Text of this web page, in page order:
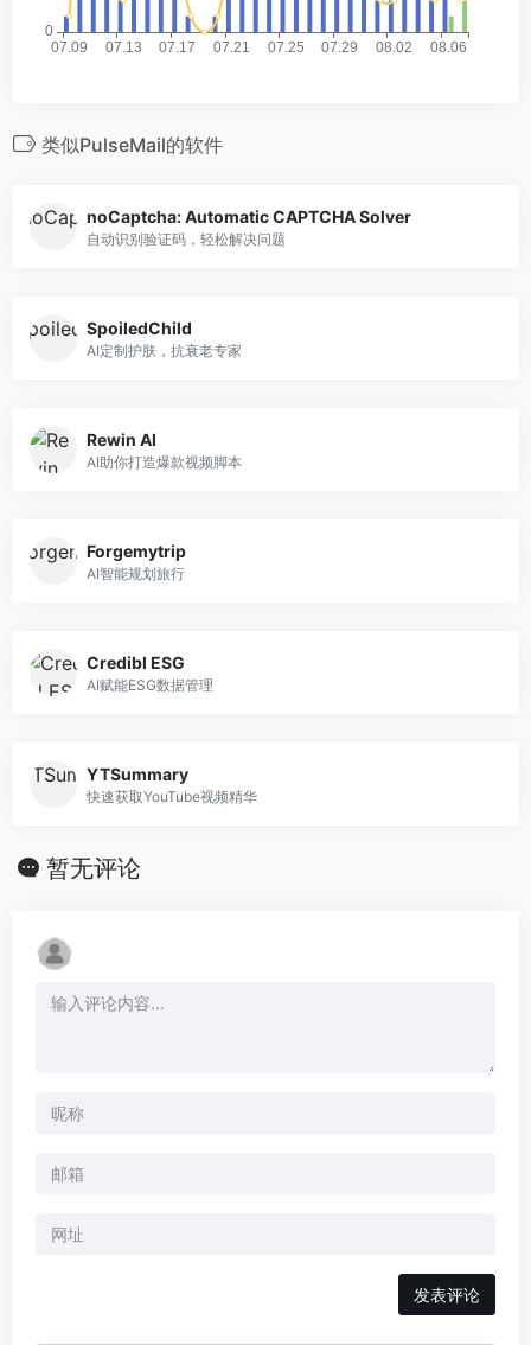
类似PulseMail的软件
noCaptcha: Automatic CAPTCHA Solver
自动识别验证码，轻松解决问题
SpoiledChild
AI定制护肤，抗衰老专家
Rewin AI
AI助你打造爆款视频脚本
Forgemytrip
AI智能规划旅行
Credibl ESG
AI赋能ESG数据管理
YTSummary
快速获取YouTube视频精华
暂无评论
发表评论